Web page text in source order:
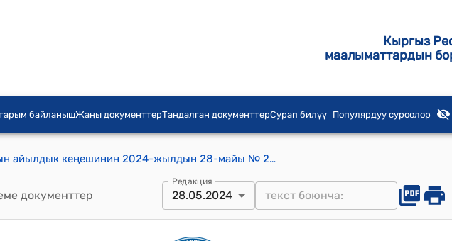
Кыргыз
маалыматтардын
байланышЖаңы документтерТандалган документтерСурап билүү Популярдуу суроолор
Жибек-Жолу айыл аймагынын айылдык кеңешинин 2024-жылдын 28-майы № 22 Мектепке чейинки билим берүү мекемелерин жайкы каникулга таратуу жөнүндө токтому
документтер
Редакция
28.05.2024